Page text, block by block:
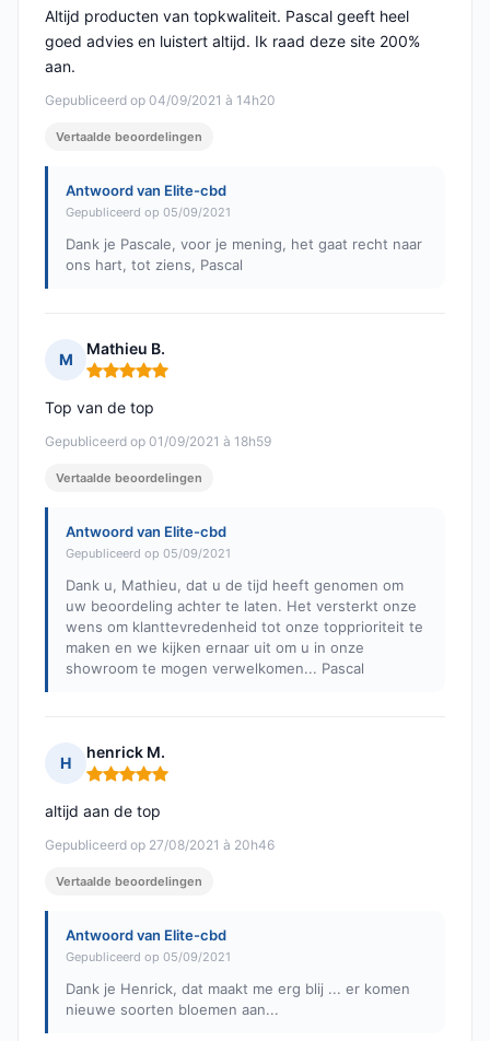
Gepubliceerd op 04/09/2021 à 14h20
Altijd producten van topkwaliteit. Pascal geeft heel
goed advies en luistert altijd. Ik raad deze site 200%
aan.
Vertaalde beoordelingen
Antwoord van Elite-cbd
Gepubliceerd op 05/09/2021
Dank je Pascale, voor je mening, het gaat recht naar
ons hart, tot ziens, Pascal
M
Mathieu B.
Opmerking: 5 van 5
Gepubliceerd op 01/09/2021 à 18h59
Top van de top
Vertaalde beoordelingen
Antwoord van Elite-cbd
Gepubliceerd op 05/09/2021
Dank u, Mathieu, dat u de tijd heeft genomen om
uw beoordeling achter te laten. Het versterkt onze
wens om klanttevredenheid tot onze topprioriteit te
maken en we kijken ernaar uit om u in onze
showroom te mogen verwelkomen... Pascal
H
henrick M.
Opmerking: 5 van 5
Gepubliceerd op 27/08/2021 à 20h46
altijd aan de top
Vertaalde beoordelingen
Antwoord van Elite-cbd
Gepubliceerd op 05/09/2021
Dank je Henrick, dat maakt me erg blij ... er komen
nieuwe soorten bloemen aan...